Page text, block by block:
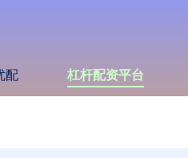
配 杠杆配资平台